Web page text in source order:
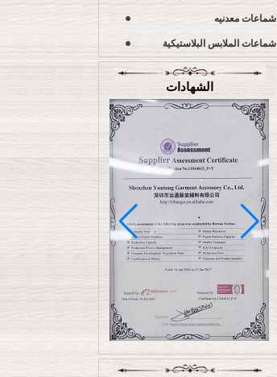
شماعات معدنيه
شماعات الملابس البلاستيكية
الشهادات